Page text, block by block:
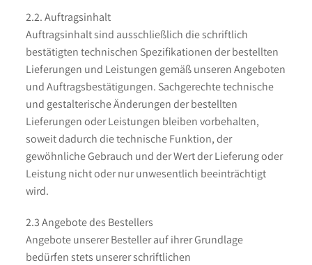
2.2. Auftragsinhalt
Auftragsinhalt sind ausschließlich die schriftlich
bestätigten technischen Spezifikationen der bestellten
Lieferungen und Leistungen gemäß unseren Angeboten
und Auftragsbestätigungen. Sachgerechte technische
und gestalterische Änderungen der bestellten
Lieferungen oder Leistungen bleiben vorbehalten,
soweit dadurch die technische Funktion, der
gewöhnliche Gebrauch und der Wert der Lieferung oder
Leistung nicht oder nur unwesentlich beeinträchtigt
wird.
2.3 Angebote des Bestellers
Angebote unserer Besteller auf ihrer Grundlage
bedürfen stets unserer schriftlichen